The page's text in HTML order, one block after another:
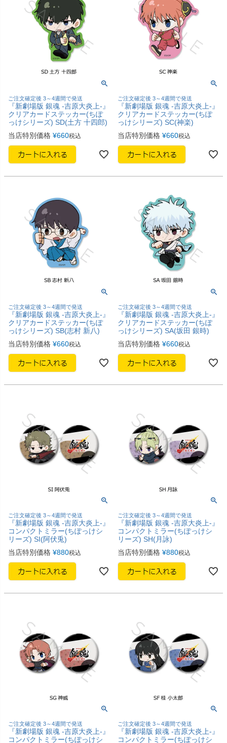
ご注文確定後 3～4週間で発送
『新劇場版 銀魂 -吉原大炎上-』
クリアカードステッカー(ちぽ
っけシリーズ) SD(土方 十四郎)
当店特別価格 ¥660税込
ご注文確定後 3～4週間で発送
『新劇場版 銀魂 -吉原大炎上-』
クリアカードステッカー(ちぽ
っけシリーズ) SC(神楽)
当店特別価格 ¥660税込
ご注文確定後 3～4週間で発送
『新劇場版 銀魂 -吉原大炎上-』
クリアカードステッカー(ちぽ
っけシリーズ) SB(志村 新八)
当店特別価格 ¥660税込
ご注文確定後 3～4週間で発送
『新劇場版 銀魂 -吉原大炎上-』
クリアカードステッカー(ちぽ
っけシリーズ) SA(坂田 銀時)
当店特別価格 ¥660税込
ご注文確定後 3～4週間で発送
『新劇場版 銀魂 -吉原大炎上-』
コンパクトミラー(ちぽっけシ
リーズ) SI(阿伏兎)
当店特別価格 ¥880税込
ご注文確定後 3～4週間で発送
『新劇場版 銀魂 -吉原大炎上-』
コンパクトミラー(ちぽっけシ
リーズ) SH(月詠)
当店特別価格 ¥880税込
ご注文確定後 3～4週間で発送
『新劇場版 銀魂 -吉原大炎上-』
コンパクトミラー(ちぽっけシ
ご注文確定後 3～4週間で発送
『新劇場版 銀魂 -吉原大炎上-』
コンパクトミラー(ちぽっけシ